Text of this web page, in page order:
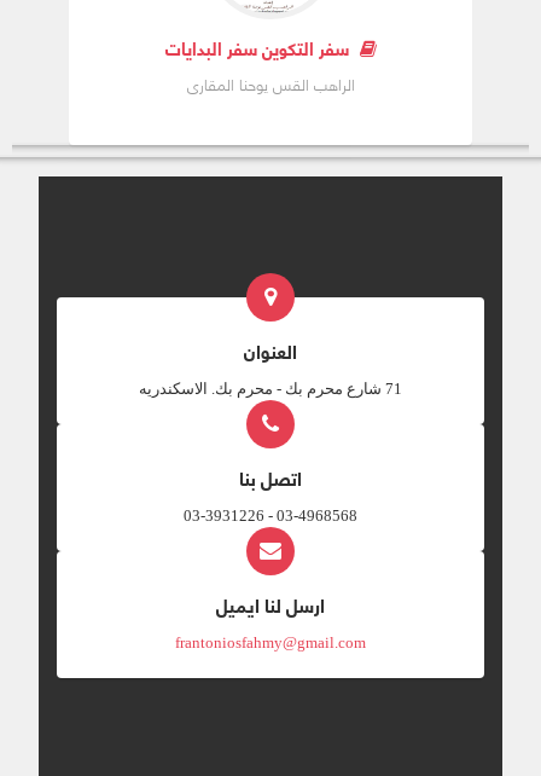
سفر التكوين سفر البدايات
الراهب القس يوحنا المقارى
العنوان
‎71 شارع محرم بك - محرم بك. الاسكندريه
اتصل بنا
03-4968568 - 03-3931226
ارسل لنا ايميل
frantoniosfahmy@gmail.com